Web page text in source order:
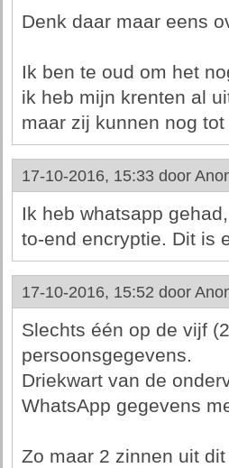
Denk daar maar eens
Ik ben te oud om het
ik heb mijn krenten al
maar zij kunnen nog
17-10-2016, 15:33 door
Ik heb whatsapp
to-end encryptie. Dit is
17-10-2016, 15:52 door
Slechts één op de vijf
persoonsgegevens.
Driekwart van de
WhatsApp gegevens
Zo maar 2 zinnen uit